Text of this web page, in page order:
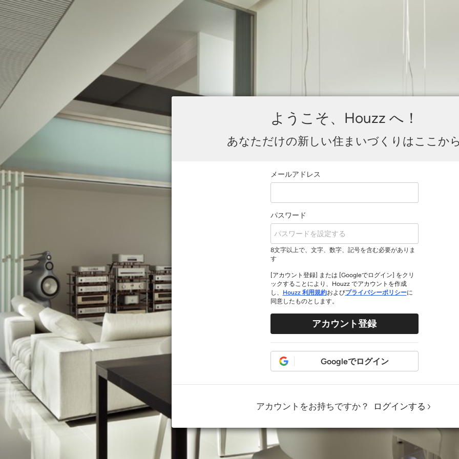
ようこそ、Houzz へ！
あなただけの新しい住まいづくりはここか
メールアドレス
パスワード
8文字以上で、文字、数字、記号を含む必要がありま
す
[アカウント登録] または [Googleでログイン] をクリ
ックすることにより、Houzz でアカウントを作成
し、
Houzz 利用規約およびプライバシーポリシーに
同意したものとします。
アカウント登録
Googleでログイン
アカウントをお持ちですか？ ログインする